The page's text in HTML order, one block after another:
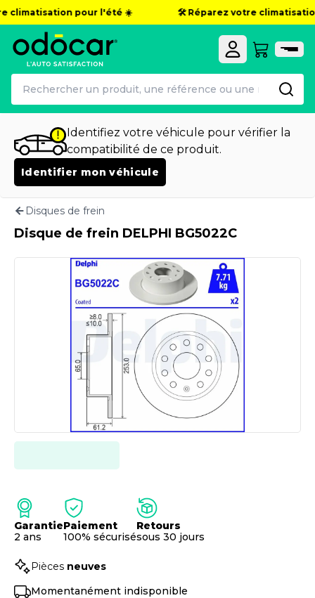
climatisation pour l'été ☀️ 🛠️ Réparez votre
Identifiez votre véhicule pour vérifier la
compatibilité de ce produit.
Identifier mon véhicule
Disques de frein
Disque de frein DELPHI BG5022C
Garantie
2 ans
Paiement
100% sécurisé
Retours
sous 30 jours
Pièces neuves
Momentanément indisponible